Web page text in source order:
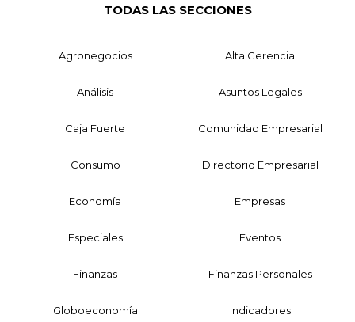
TODAS LAS SECCIONES
Agronegocios Alta Gerencia
Análisis Asuntos Legales
Caja Fuerte Comunidad Empresarial
Consumo Directorio Empresarial
Economía Empresas
Especiales Eventos
Finanzas Finanzas Personales
Globoeconomía Indicadores